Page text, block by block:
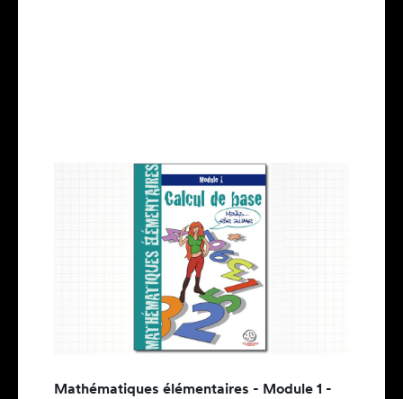
Mathématiques élémentaires - Module 1 -